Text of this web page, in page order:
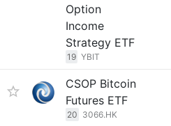
Option
Income
Strategy ETF
19 YBIT
CSOP Bitcoin
Futures ETF
20 3066.HK